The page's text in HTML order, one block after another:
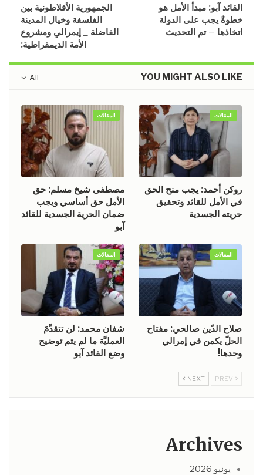
القائد آبو: مبدأ الأمل هو
خطوةٌ يجب على الدولة
اتخاذها – تم التحديث
الجمهورية الأفلاطونية بين
الفلسفة وخيال المدينة
الفاضلة _ إيمرالي ومشروع
الأمة الديمقراطية:
All YOU MIGHT ALSO LIKE
المقالات
روكن أحمد: يجب منح الحق
في الأمل للقائد وتحقيق
حريته الجسدية
المقالات
مصطفى شيخ مسلم: حق
الأمل حق أساسي ويجب
ضمان الحرية الجسدية للقائد
آبو
المقالات
صلاح الدّين صالحي: مفتاح
الحلّ يكمن في إمرالي
وحدها!
المقالات
شفان محمد: لن تتقدَّمَ
العمليَّة ما لم يتم توضيح
وضع القائد آبو
NEXT
Archives
يونيو 2026